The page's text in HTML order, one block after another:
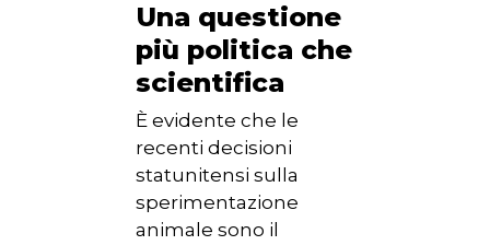
Una questione
più politica che
scientifica
È evidente che le
recenti decisioni
statunitensi sulla
sperimentazione
animale sono il